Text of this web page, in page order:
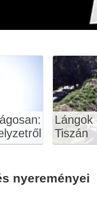
Lángok
Tiszán
nyereményei